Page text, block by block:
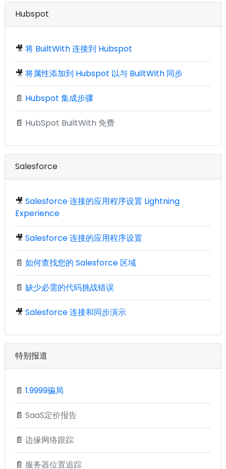
Hubspot
🎥 将 BuiltWith 连接到 Hubspot
🎥 将属性添加到 Hubspot 以与 BuiltWith 同步
📄 Hubspot 集成步骤
📄 HubSpot BuiltWith 免费
Salesforce
🎥 Salesforce 连接的应用程序设置 Lightning
Experience
🎥 Salesforce 连接的应用程序设置
📄 如何查找您的 Salesforce 区域
📄 缺少必需的代码挑战错误
🎥 Salesforce 连接和同步演示
特别报道
📄 1.9999骗局
📄 SaaS定价报告
📄 边缘网络跟踪
📄 服务器位置追踪